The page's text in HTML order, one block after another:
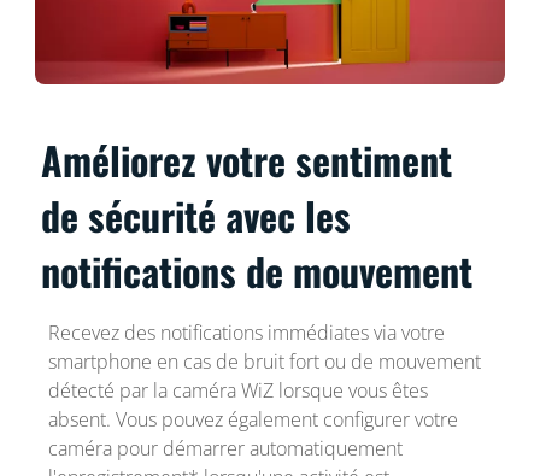
Améliorez votre sentiment
de sécurité avec les
notifications de mouvement
Recevez des notifications immédiates via votre
smartphone en cas de bruit fort ou de mouvement
détecté par la caméra WiZ lorsque vous êtes
absent. Vous pouvez également configurer votre
caméra pour démarrer automatiquement